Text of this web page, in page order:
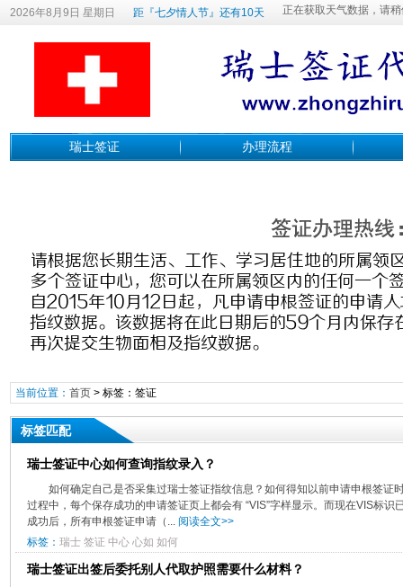
2026年8月9日 星期日 距『七夕情人节』还有10天
瑞士签证 办理流程
当前位置： 首页> 标签：签证
标签匹配
瑞士签证中心如何查询指纹录入？
如何确定自己是否采集过瑞士签证指纹信息？如何得知以前申请申根签证
过程中，每个保存成功的申请签证页上都会有 “VIS”字样显示。而现在VIS标
成功后，所有申根签证申请（... 阅读全文>>
标签： 瑞士 签证 中心 心如 如何
瑞士签证出签后委托别人代取护照需要什么材料？